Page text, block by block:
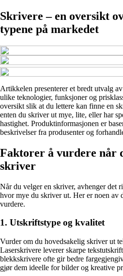
Skrivere – en oversikt
typene på markedet
Artikkelen presenterer et bredt utvalg
ulike teknologier, funksjoner og
oversikt slik at du lettere kan finne en
enten du skriver ut mye, lite, eller har
hastighet. Produktinformasjonen er
beskrivelser fra produsenter og
Faktorer å vurdere når
skriver
Når du velger en skriver, avhenger det
hvor mye du skriver ut. Her er noen av
vurdere.
1. Utskriftstype og kvalitet
Vurder om du hovedsakelig skriver ut
Laserskrivere leverer skarpe
blekkskrivere ofte gir bedre
gjør dem ideelle for bilder og kreative